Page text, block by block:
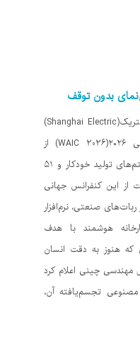
بدون توقف
به گزارش ایسنا، شرکت شانگهای الکتریک(Shanghai Electric)
در کنفرانس جهانی هوش مصنوعی ۲۰۲۶(WAIC 2026) از
ربات‌های انسان‌نمای صنعتی، سیستم‌های تولید خودکار و ۵۱
از این کنفرانس جهانی
صنعتی، نرم‌افزار
هوشمند با هدف
که هنوز به دقت انسان
مهندسی چینی اعلام کرد
تجسم‌یافته آن،